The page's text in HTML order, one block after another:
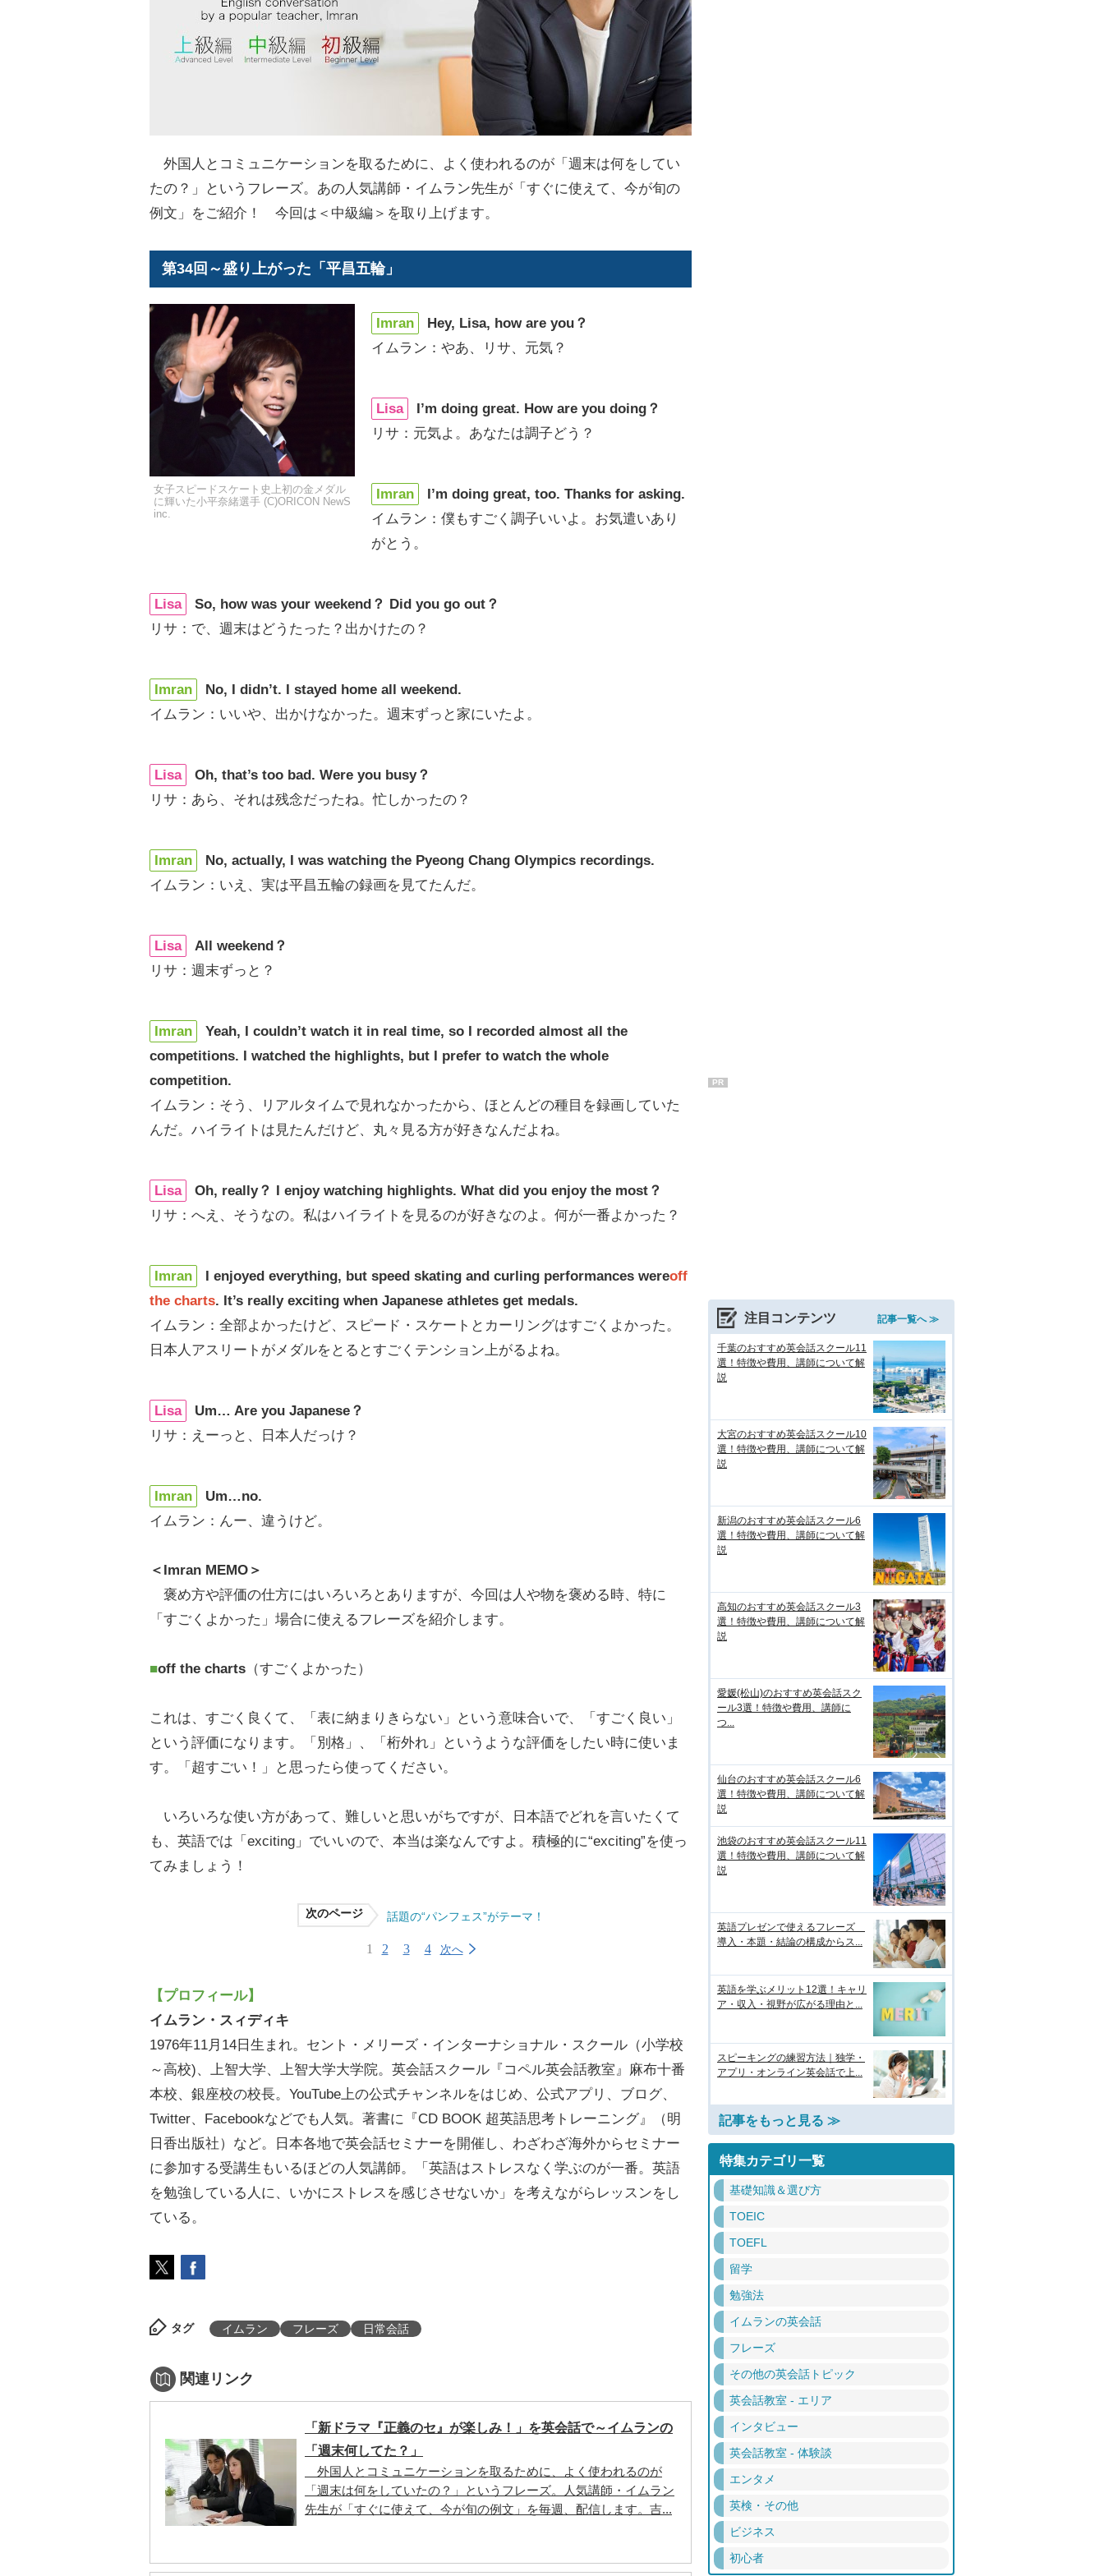
外国人とコミュニケーションを取るために、よく使われるのが「週末は何をしてい
たの？」というフレーズ。あの人気講師・イムラン先生が「すぐに使えて、今が旬の
例文」をご紹介！ 今回は＜中級編＞を取り上げます。
第34回～盛り上がった「平昌五輪」
女子スピードスケート史上初の金メダル
に輝いた小平奈緒選手 (C)ORICON NewS
inc.
Imran
Hey, Lisa, how are you？
イムラン：やあ、リサ、元気？
Lisa
I’m doing great. How are you doing？
リサ：元気よ。あなたは調子どう？
Imran
I’m doing great, too. Thanks for asking.
イムラン：僕もすごく調子いいよ。お気遣いあり
がとう。
Lisa
So, how was your weekend？ Did you go out？
リサ：で、週末はどうたった？出かけたの？
Imran
No, I didn’t. I stayed home all weekend.
イムラン：いいや、出かけなかった。週末ずっと家にいたよ。
Lisa
Oh, that’s too bad. Were you busy？
リサ：あら、それは残念だったね。忙しかったの？
Imran
No, actually, I was watching the Pyeong Chang Olympics recordings.
イムラン：いえ、実は平昌五輪の録画を見てたんだ。
Lisa
All weekend？
リサ：週末ずっと？
Imran
Yeah, I couldn’t watch it in real time, so I recorded almost all the
competitions. I watched the highlights, but I prefer to watch the whole
competition.
イムラン：そう、リアルタイムで見れなかったから、ほとんどの種目を録画していた
んだ。ハイライトは見たんだけど、丸々見る方が好きなんだよね。
Lisa
Oh, really？ I enjoy watching highlights. What did you enjoy the most？
リサ：へえ、そうなの。私はハイライトを見るのが好きなのよ。何が一番よかった？
Imran I enjoyed everything, but speed skating and curling performances wereoff
the charts. It’s really exciting when Japanese athletes get medals.
イムラン：全部よかったけど、スピード・スケートとカーリングはすごくよかった。
日本人アスリートがメダルをとるとすごくテンション上がるよね。
Lisa
Um… Are you Japanese？
リサ：えーっと、日本人だっけ？
Imran
Um…no.
イムラン：んー、違うけど。
＜Imran MEMO＞
褒め方や評価の仕方にはいろいろとありますが、今回は人や物を褒める時、特に
「すごくよかった」場合に使えるフレーズを紹介します。
■off the charts （すごくよかった）
これは、すごく良くて、「表に納まりきらない」という意味合いで、「すごく良い」
という評価になります。「別格」、「桁外れ」というような評価をしたい時に使いま
す。「超すごい！」と思ったら使ってください。
いろいろな使い方があって、難しいと思いがちですが、日本語でどれを言いたくて
も、英語では「exciting」でいいので、本当は楽なんですよ。積極的に“exciting”を使っ
てみましょう！
次のページ 話題の“パンフェス”がテーマ！
1 2 3 4 次へ
【プロフィール】
イムラン・スィディキ
1976年11月14日生まれ。セント・メリーズ・インターナショナル・スクール（小学校
～高校)、上智大学、上智大学大学院。英会話スクール『コペル英会話教室』麻布十番
本校、銀座校の校長。YouTube上の公式チャンネルをはじめ、公式アプリ、ブログ、
Twitter、Facebookなどでも人気。著書に『CD BOOK 超英語思考トレーニング』（明
日香出版社）など。日本各地で英会話セミナーを開催し、わざわざ海外からセミナー
に参加する受講生もいるほどの人気講師。「英語はストレスなく学ぶのが一番。英語
を勉強している人に、いかにストレスを感じさせないか」を考えながらレッスンをし
ている。
タグ イムラン フレーズ 日常会話
関連リンク
「新ドラマ『正義のセ』が楽しみ！」を英会話で～イムランの
「週末何してた？」
外国人とコミュニケーションを取るために、よく使われるのが
「週末は何をしていたの？」というフレーズ。人気講師・イムラン
先生が「すぐに使えて、今が旬の例文」を毎週、配信します。吉...
PR
注目コンテンツ 記事一覧へ ≫
千葉のおすすめ英会話スクール11
選！特徴や費用、講師について解
説
大宮のおすすめ英会話スクール10
選！特徴や費用、講師について解
説
新潟のおすすめ英会話スクール6
選！特徴や費用、講師について解
説
高知のおすすめ英会話スクール3
選！特徴や費用、講師について解
説
愛媛(松山)のおすすめ英会話スク
ール3選！特徴や費用、講師に
つ...
仙台のおすすめ英会話スクール6
選！特徴や費用、講師について解
説
池袋のおすすめ英会話スクール11
選！特徴や費用、講師について解
説
英語プレゼンで使えるフレーズ
導入・本題・結論の構成からス...
英語を学ぶメリット12選！キャリ
ア・収入・視野が広がる理由と...
スピーキングの練習方法｜独学・
アプリ・オンライン英会話で上...
記事をもっと見る ≫
特集カテゴリ一覧
基礎知識＆選び方
TOEIC
TOEFL
留学
勉強法
イムランの英会話
フレーズ
その他の英会話トピック
英会話教室 - エリア
インタビュー
英会話教室 - 体験談
エンタメ
英検・その他
ビジネス
初心者